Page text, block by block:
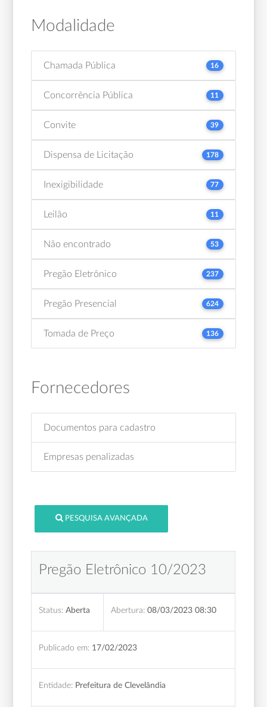
Modalidade
Chamada Pública 16
Concorrência Pública 11
Convite 39
Dispensa de Licitação 178
Inexigibilidade 77
Leilão 11
Não encontrado 53
Pregão Eletrônico 237
Pregão Presencial 624
Tomada de Preço 136
Fornecedores
Documentos para cadastro
Empresas penalizadas
PESQUISA AVANÇADA
Pregão Eletrônico 10/2023
Status: Aberta Abertura: 08/03/2023 08:30
Publicado em: 17/02/2023
Entidade: Prefeitura de Clevelândia